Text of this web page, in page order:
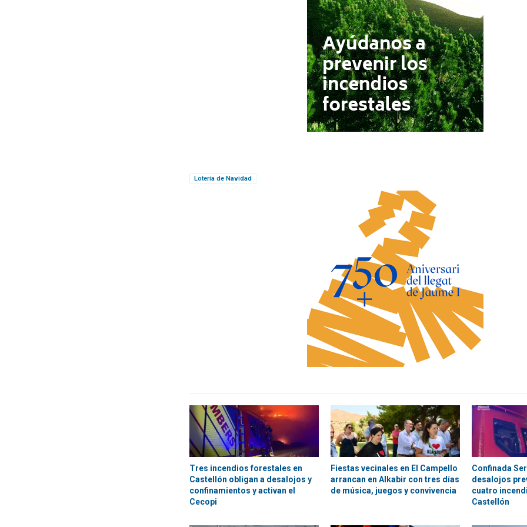
Lotería de Navidad
Tres incendios forestales en
Castellón obligan a desalojos y
confinamientos y activan el
Cecopi
Fiestas vecinales en El Campello
arrancan en Alkabir con tres días
de música, juegos y convivencia
Confinada
desalojos
cuatro
Castellón